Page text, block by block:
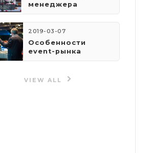
менеджера
2019-03-07
Особенности
event-рынка
VIEW ALL